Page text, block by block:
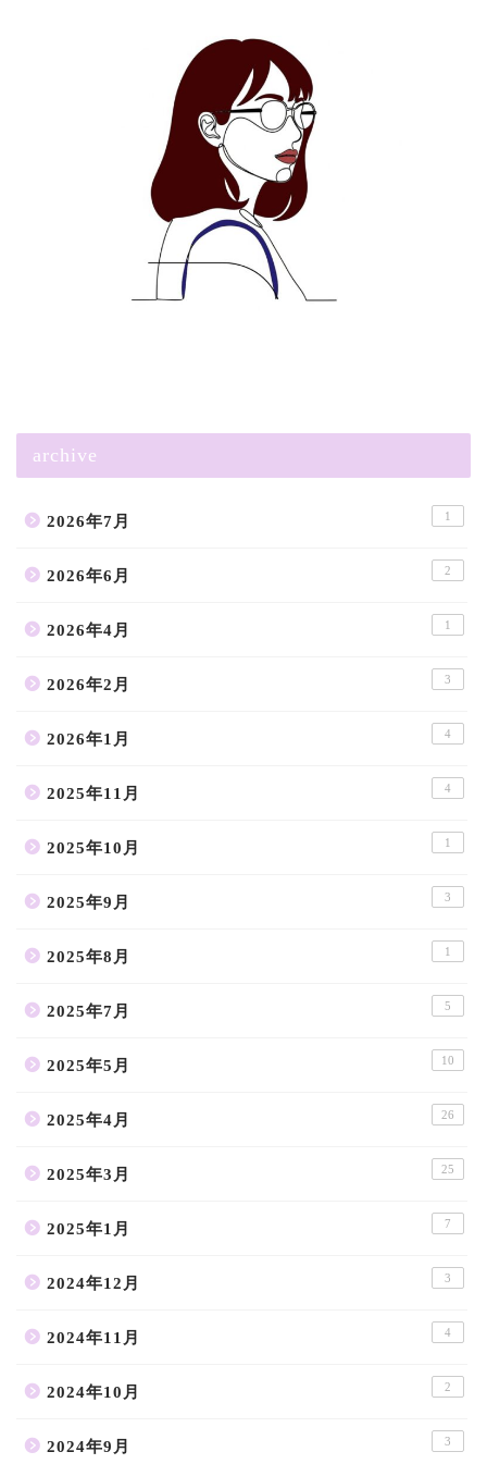
archive
2026年7月 1
2026年6月 2
2026年4月 1
2026年2月 3
2026年1月 4
2025年11月 4
2025年10月 1
2025年9月 3
2025年8月 1
2025年7月 5
2025年5月 10
2025年4月 26
2025年3月 25
2025年1月 7
2024年12月 3
2024年11月 4
2024年10月 2
2024年9月 3